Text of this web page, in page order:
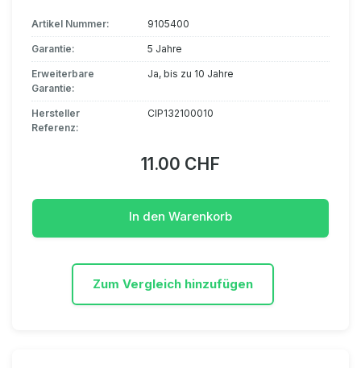
Artikel Nummer: 9105400
Garantie: 5 Jahre
Erweiterbare
Garantie:
Ja, bis zu 10 Jahre
Hersteller
Referenz:
CIP132100010
11.00 CHF
In den Warenkorb
Zum Vergleich hinzufügen